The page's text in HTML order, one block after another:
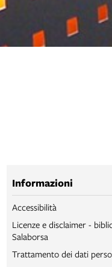
Informazioni
Accessibilità
Licenze e disclaimer -
Salaborsa
Trattamento dei dati